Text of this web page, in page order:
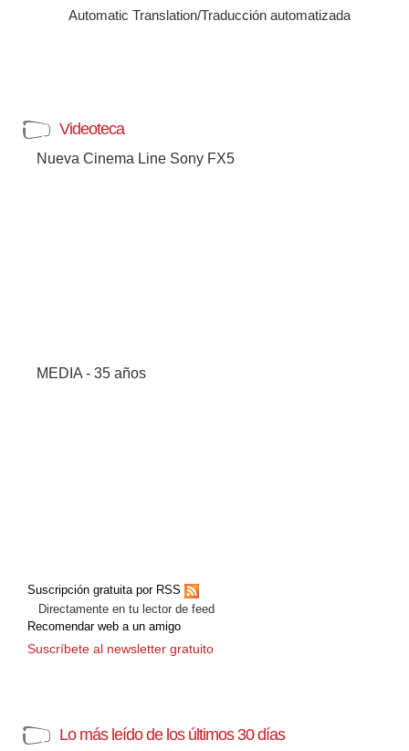
Automatic Translation/Traducción automatizada
Videoteca
Nueva Cinema Line Sony FX5
MEDIA - 35 años
Suscripción gratuita por RSS
Directamente en tu lector de feed
Recomendar web a un amigo
Suscríbete al newsletter gratuito
Lo más leído de los últimos 30 días